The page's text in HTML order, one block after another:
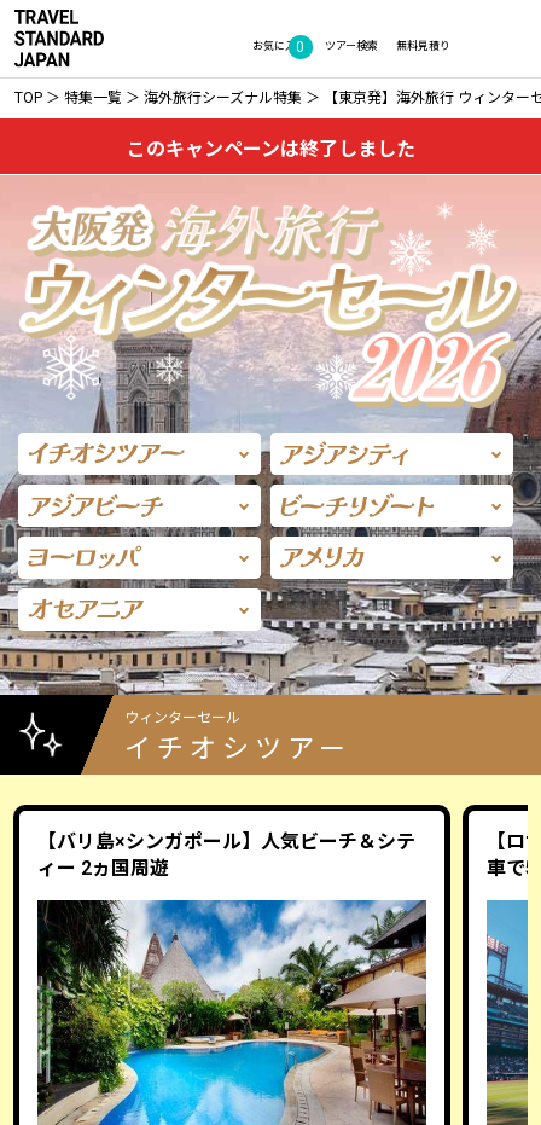
お気に入り
0 無料見積り
ツアー検索
TOP 特集一覧 海外旅行シーズナル特集 【東京発】海外旅行 ウィンター
このキャンペーンは終了しました
ウィンターセール
イチオシツアー
【バリ島×シンガポール】人気ビーチ＆シテ
ィー 2ヵ国周遊
【ロ
車で5